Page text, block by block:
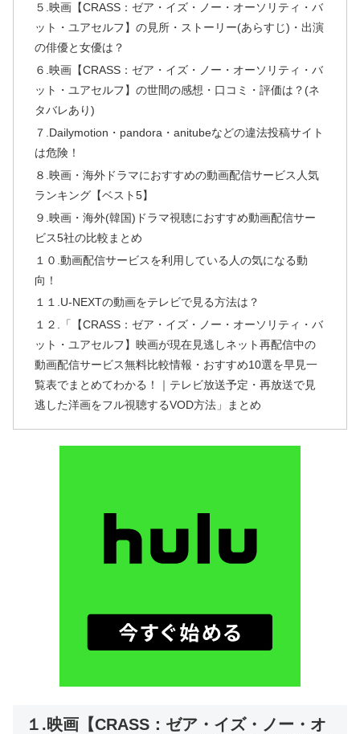
５.映画【CRASS：ゼア・イズ・ノー・オーソリティ・バ
ット・ユアセルフ】の見所・ストーリー(あらすじ)・出演
の俳優と女優は？
６.映画【CRASS：ゼア・イズ・ノー・オーソリティ・バ
ット・ユアセルフ】の世間の感想・口コミ・評価は？(ネ
タバレあり)
７.Dailymotion・pandora・anitubeなどの違法投稿サイト
は危険！
８.映画・海外ドラマにおすすめの動画配信サービス人気
ランキング【ベスト5】
９.映画・海外(韓国)ドラマ視聴におすすめ動画配信サー
ビス5社の比較まとめ
１０.動画配信サービスを利用している人の気になる動
向！
１１.U-NEXTの動画をテレビで見る方法は？
１２.「【CRASS：ゼア・イズ・ノー・オーソリティ・バ
ット・ユアセルフ】映画が現在見逃しネット再配信中の
動画配信サービス無料比較情報・おすすめ10選を早見一
覧表でまとめてわかる！｜テレビ放送予定・再放送で見
逃した洋画をフル視聴するVOD方法」まとめ
１.映画【CRASS：ゼア・イズ・ノー・オ